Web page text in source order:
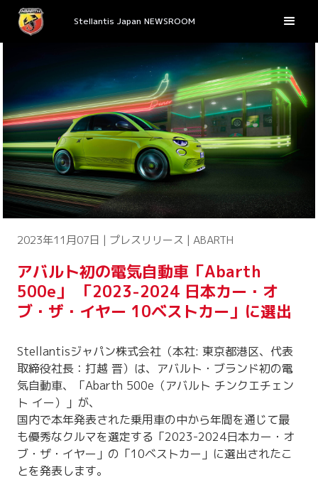
Stellantis Japan NEWSROOM
2023年11月07日 | プレスリリース | ABARTH
アバルト初の電気自動車「Abarth
500e」 「2023-2024 日本カー・オ
ブ・ザ・イヤー 10ベストカー」に選出
Stellantisジャパン株式会社（本社: 東京都港区、代表
取締役社⻑：打越 晋）は、アバルト・ブランド初の電
気自動車、「Abarth 500e（アバルト チンクエチェン
ト イー）」が、
国内で本年発表された乗用車の中から年間を通じて最
も優秀なクルマを選定する「2023-2024日本カー・オ
ブ・ザ・イヤー」の「10ベストカー」に選出されたこ
とを発表します。